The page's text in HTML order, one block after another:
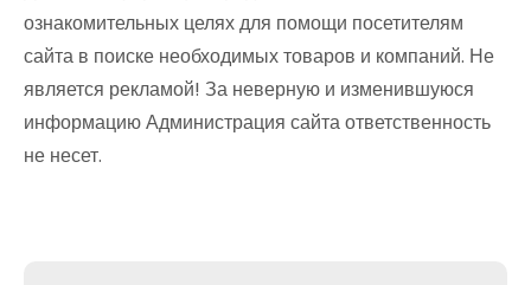
ознакомительных целях для помощи посетителям
сайта в поиске необходимых товаров и компаний. Не
является рекламой! За неверную и изменившуюся
информацию Администрация сайта ответственность
не несет.